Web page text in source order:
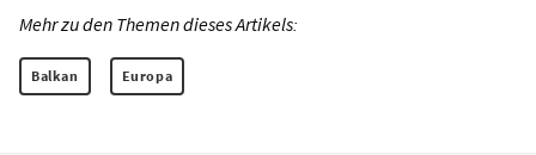
Mehr zu den Themen dieses Artikels:
Balkan Europa